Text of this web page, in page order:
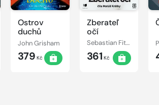
Ostrov
duchů
John Grisham
379 Kč
Zberateľ
očí
Sebastian Fitzek
361 Kč